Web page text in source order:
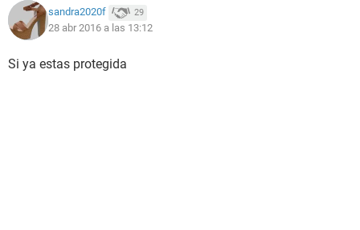
sandra2020f 29
28 abr 2016 a las 13:12
Si ya estas protegida